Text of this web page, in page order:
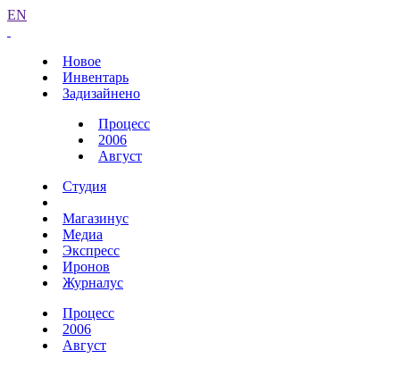
EN
Новое
Инвентарь
Задизайнено
Процесс
2006
Август
Студия
Магазинус
Медиа
Экспресс
Иронов
Журналус
Процесс
2006
Август